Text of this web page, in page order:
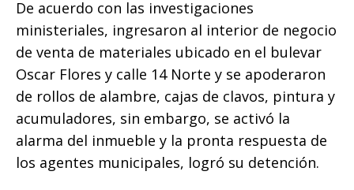
De acuerdo con las investigaciones
ministeriales, ingresaron al interior de negocio
de venta de materiales ubicado en el bulevar
Oscar Flores y calle 14 Norte y se apoderaron
de rollos de alambre, cajas de clavos, pintura y
acumuladores, sin embargo, se activó la
alarma del inmueble y la pronta respuesta de
los agentes municipales, logró su detención.